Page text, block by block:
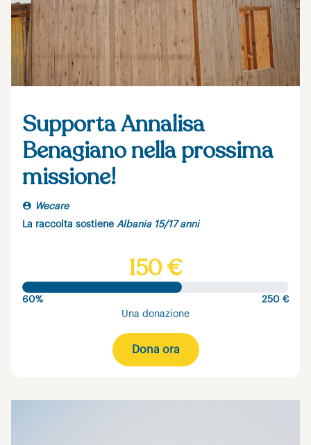
Supporta Annalisa
Benagiano nella prossima
missione!
Wecare
La raccolta sostiene Albania 15/17 anni
150 €
60%
250 €
Una donazione
Dona ora